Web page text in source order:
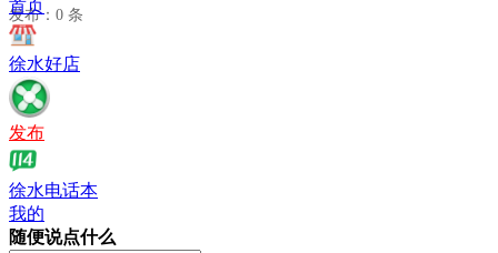
发布：0 条
首页
徐水好店
发布
徐水电话本
我的
随便说点什么